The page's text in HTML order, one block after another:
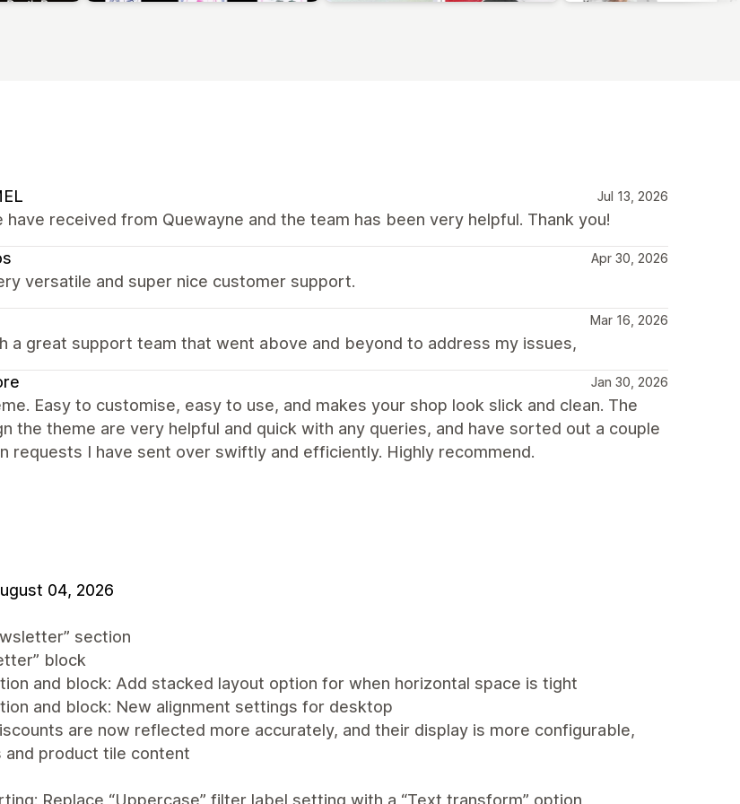
Jul 13, 2026
received from Quewayne and the team has been very helpful. Thank you!
Apr 30, 2026
versatile and super nice customer support.
Mar 16, 2026
a great support team that went above and beyond to address my issues,
Jan 30, 2026
Easy to customise, easy to use, and makes your shop look slick and clean. The
the theme are very helpful and quick with any queries, and have sorted out a couple
requests I have sent over swiftly and efficiently. Highly recommend.
04, 2026
section
block
and block: Add stacked layout option for when horizontal space is tight
and block: New alignment settings for desktop
are now reflected more accurately, and their display is more configurable,
and product tile content
Replace “Uppercase” filter label setting with a “Text transform” option